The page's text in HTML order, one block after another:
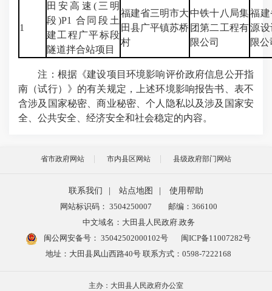
1
田安高速(三明
段)P1 合同段土
建工程广平标段
隧道拌合站项目
福建省三明市大
田县广平镇苏桥
村
中铁十八局集
团第二工程有
限公司
福
源
限公
注：根据《建设项目环境影响评价政府信息公开指
南（试行）》的有关规定，上述环境影响报告书、表不
含涉及国家秘密、商业秘密、个人隐私以及涉及国家安
全、公共安全、经济安全和社会稳定的内容。
省市政府网站 市内县区网站 县级政府部门网站
联系我们 站点地图
使用帮助
网站标识码： 3504250007
邮编：366100
中文域名：大田县人民政府.政务
闽公网安备号： 35042502000102号
闽ICP备11007282号
地址：大田县凤山西路40号 联系方式：0598-7222168
主办：大田县人民政府办公室